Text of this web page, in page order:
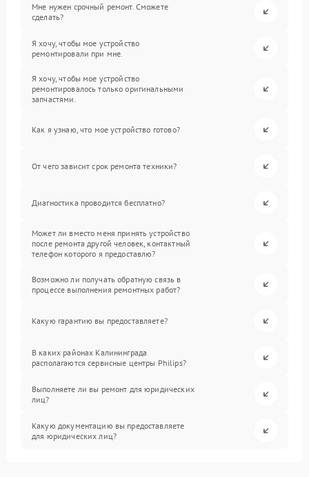
Мне нужен срочный ремонт. Сможете
сделать?
Я хочу, чтобы мое устройство
ремонтировали при мне.
Я хочу, чтобы мое устройство
ремонтировалось только оригинальными
запчастями.
Как я узнаю, что мое устройство готово?
От чего зависит срок ремонта техники?
Диагностика проводится бесплатно?
Может ли вместо меня принять устройство
после ремонта другой человек, контактный
телефон которого я предоставлю?
Возможно ли получать обратную связь в
процессе выполнения ремонтных работ?
Какую гарантию вы предоставляете?
В каких районах Калининграда
располагаются сервисные центры Philips?
Выполняете ли вы ремонт для юридических
лиц?
Какую документацию вы предоставляете
для юридических лиц?